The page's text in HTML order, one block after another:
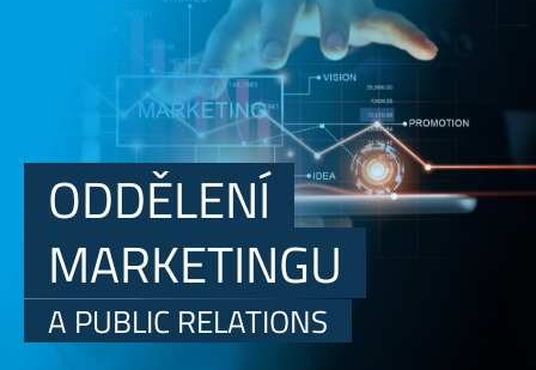
ODDĚLENÍ
MARKETINGU
A PUBLIC RELATIONS